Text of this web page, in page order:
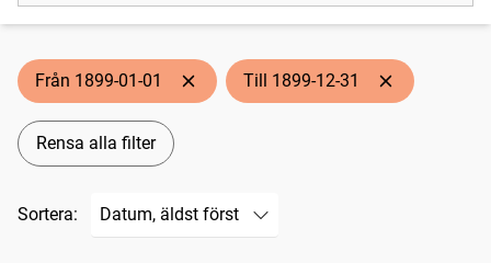
Från 1899-01-01 Till 1899-12-31
Rensa alla filter
Sortera: